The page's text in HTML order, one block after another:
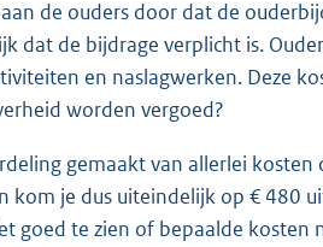
de ouders door dat de
dat de bijdrage verplicht is.
en naslagwerken. Deze
worden vergoed?
gemaakt van allerlei kosten
kom je dus uiteindelijk op € 480
goed te zien of bepaalde kosten